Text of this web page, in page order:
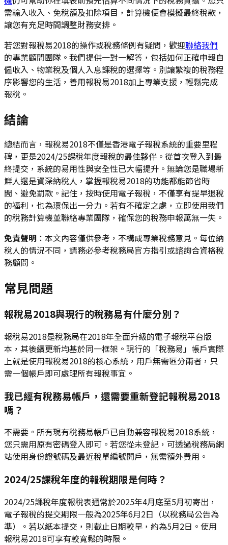
需輸入收入、免稅額及扣除項目，計算機便會模擬最終稅款，
讓您有充足時間調整財務安排。
若您對報稅易2018的操作或稅務條例有疑問，歡迎聯絡我們
的專業顧問團隊。我們提供一對一解答，包括如何正確申報自
僱收入、物業稅及個人入息課稅的選擇等。別讓繁複的稅務程
序影響您的生活，善用報稅易2018加上專業支援，輕鬆完成
報稅。
結論
總結而言，報稅易2018不僅是香港電子報稅系統的重要里程
碑，更是2024/25課稅年度報稅的最佳夥伴。從首次登入到最
終提交，系統的易用性與安全性已大幅提升。無論您是職場新
鮮人還是資深納稅人，掌握報稅易2018的功能都能節省時
間、避免罰款。記住，按時使用電子報稅，不僅享有提早退稅
的福利，也為環保出一分力。若有不確定之處，立即使用我們
的稅務計算機並聯絡專業團隊，確保您的稅務申報萬無一失。
免責聲明 ：本文內容僅供參考，不構成專業稅務意見。每位納
稅人的情況不同，請務必參考稅務局官方指引或諮詢合資格稅
務顧問。
常見問題
報稅易2018與現行的稅務易有什麼分別？
報稅易2018是稅務局在2018年全面升級的電子報稅平台版
本，其後續更新均基於同一框架。現行的「稅務易」帳戶實際
上就是使用報稅易2018的核心系統，用戶無需區分兩者，只
需一個帳戶即可處理所有報稅事宜。
我已經有稅務易帳戶，還需要重新登記報稅易2018
嗎？
不需要。所有現有稅務易帳戶已自動兼容報稅易2018系統，
您只需用原有密碼登入即可。若您從未登記，可透過稅務局網
站使用身份證號碼及最近稅單編號開戶，無需額外費用。
2024/25課稅年度的報稅期限是何時？
2024/25課稅年度報稅表通常於2025年4月底至5月初寄出，
電子報稅的提交期限一般為2025年6月2日（以稅務局公告為
準）。若以紙本提交，則截止日期較早，約為5月2日。使用
報稅易2018可享有較寬鬆的時限。